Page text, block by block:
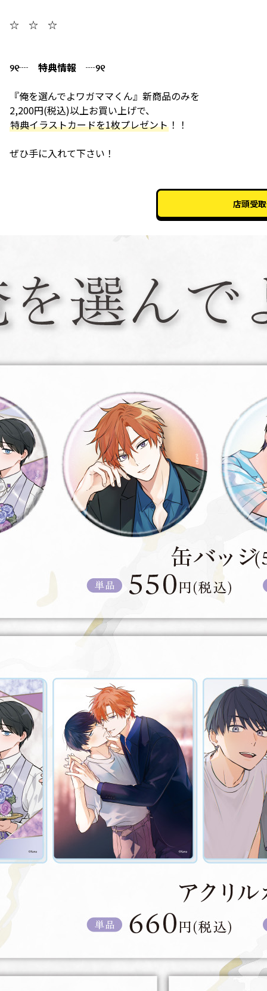
☆ ☆ ☆
୨୧┈ 特典情報 ┈୨୧
『俺を選んでよワガママくん』新商品のみを
2,200円(税込)以上お買い上げで、
特典イラストカードを1枚プレゼント ！！
ぜひ手に入れて下さい！
店頭受